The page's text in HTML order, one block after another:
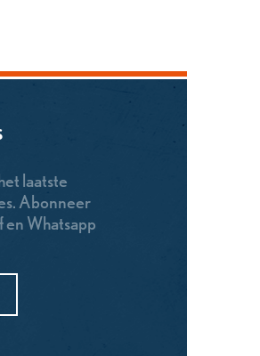
laatste
Abonneer
en Whatsapp